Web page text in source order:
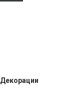
Декорации